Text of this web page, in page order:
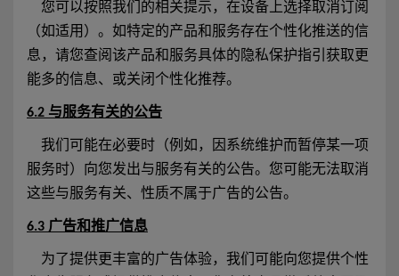
您可以按照我们的相关提示，在设备上选择取消订阅
（如适用）。如特定的产品和服务存在个性化推送的信
息，请您查阅该产品和服务具体的隐私保护指引获取更
能多的信息、或关闭个性化推荐。
6.2 与服务有关的公告
我们可能在必要时（例如，因系统维护而暂停某一项
服务时）向您发出与服务有关的公告。您可能无法取消
这些与服务有关、性质不属于广告的公告。
6.3 广告和推广信息
为了提供更丰富的广告体验，我们可能向您提供个性